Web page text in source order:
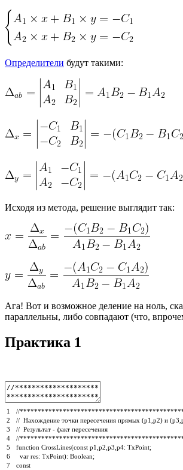
Определители будут такими:
Исходя из метода, решение выглядит так:
Ага! Вот и возможное деление на ноль,
параллельны, либо совпадают (что,
Практика 1
1
2
3
4
5
6
7
//
// Нахождение точки пересечения прямых (p1,p2) и
// Результат - факт пересечения
//
function CrossLines(const p1 p2 p3 p4: TxPoint;
var res: TxPoint): Boolean;
const